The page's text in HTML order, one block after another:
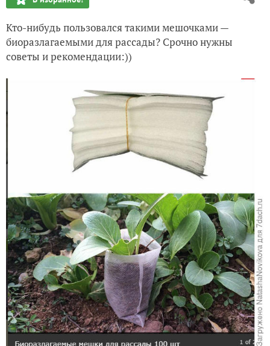
Кто-нибудь пользовался такими мешочками —
биоразлагаемыми для рассады? Срочно нужны
советы и рекомендации:))